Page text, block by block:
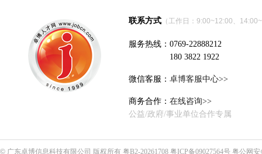
联系方式 （工作日：9:00~12:00、
服务热线：0769-22888212
180 3822 1922
微信客服： 卓博客服中心>>
商务合作： 在线咨询>>
公益/政府/事业单位合作专属
© 广东卓博信息科技有限公司 版权所有 粤B2-20261708 粤ICP备09027564号 粤公网安